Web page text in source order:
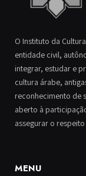
O Instituto da
entidade civil,
integrar, estudar e
cultura árabe,
reconhecimento de
aberto à
assegurar o
MENU